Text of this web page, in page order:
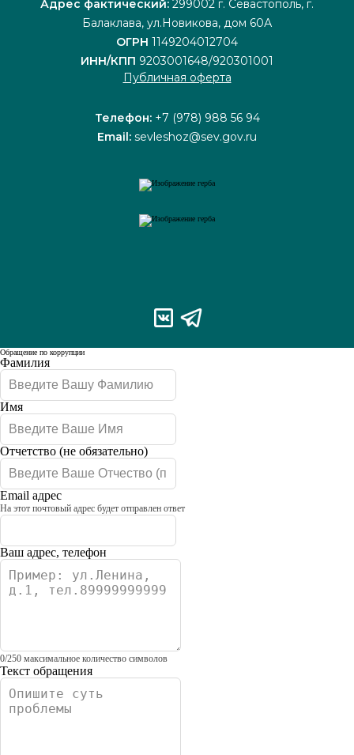
Адрес фактический: 299002 г. Севастополь, г.
Балаклава, ул.Новикова, дом 60А
ОГРН 1149204012704
ИНН/КПП 9203001648/920301001
Публичная оферта
Телефон: +7 (978) 988 56 94
Email: sevleshoz@sev.gov.ru
Обращение по коррупции
Leave
this
blank
Фамилия
Имя
Отчетство (не обязательно)
Email адрес
На этот почтовый адрес будет отправлен ответ
Ваш адрес, телефон
0/250 максимальное количество символов
Текст обращения